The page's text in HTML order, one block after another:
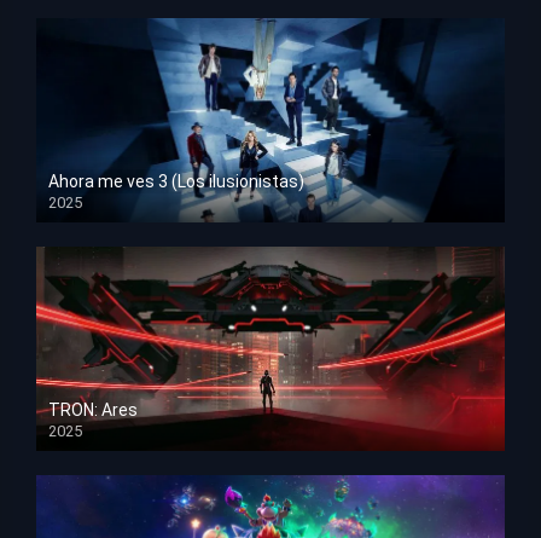
Ahora me ves 3 (Los ilusionistas)
2025
HD 1080p
TRON: Ares
2025
HD 1080p